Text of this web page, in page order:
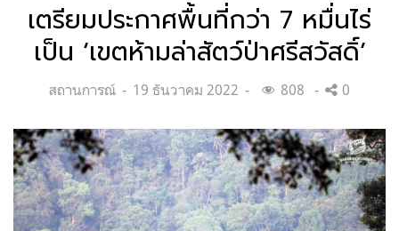
เตรียมประกาศพื้นที่กว่า 7 หมื่นไร่
เป็น ‘เขตห้ามล่าสัตว์ป่าศรีสวัสดิ์’
Categories:
สถานการณ์
Posted
19 ธันวาคม 2022 808 0